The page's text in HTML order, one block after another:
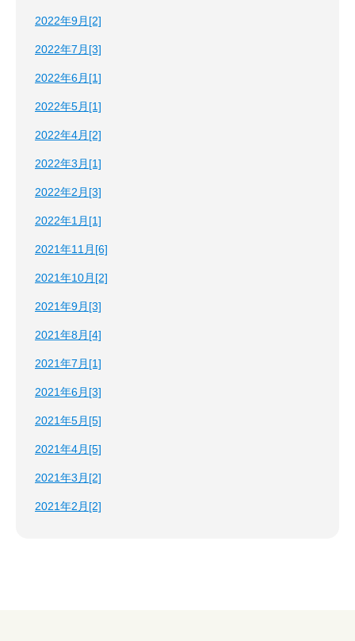
2022年9月[2]
2022年7月[3]
2022年6月[1]
2022年5月[1]
2022年4月[2]
2022年3月[1]
2022年2月[3]
2022年1月[1]
2021年11月[6]
2021年10月[2]
2021年9月[3]
2021年8月[4]
2021年7月[1]
2021年6月[3]
2021年5月[5]
2021年4月[5]
2021年3月[2]
2021年2月[2]